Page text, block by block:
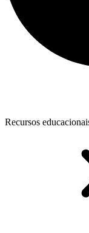
Recursos